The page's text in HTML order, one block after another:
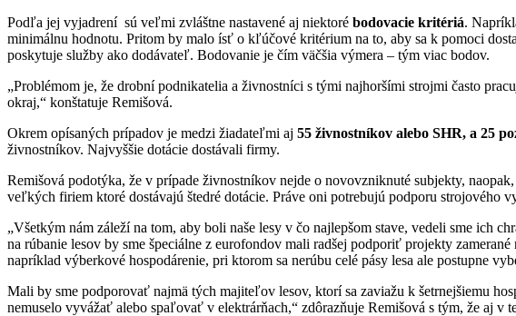
Podľa jej vyjadrení sú veľmi zvláštne nastavené aj niektoré bodovacie kritériá.
minimálnu hodnotu. Pritom by malo ísť o kľúčové kritérium na to, aby sa k pomoci
poskytuje služby ako dodávateľ. Bodovanie je čím väčšia výmera – tým viac bodov.
„Problémom je, že drobní podnikatelia a živnostníci s tými najhoršími strojmi často
okraj,“ konštatuje Remišová.
Okrem opísaných prípadov je medzi žiadateľmi aj 55 živnostníkov alebo SHR, a 25
živnostníkov. Najvyššie dotácie dostávali firmy.
Remišová podotýka, že v prípade živnostníkov nejde o novovzniknuté subjekty,
veľkých firiem ktoré dostávajú štedré dotácie. Práve oni potrebujú podporu strojového
„Všetkým nám záleží na tom, aby boli naše lesy v čo najlepšom stave, vedeli sme ich
na rúbanie lesov by sme špeciálne z eurofondov mali radšej podporiť projekty
napríklad výberkové hospodárenie, pri ktorom sa nerúbu celé pásy lesa ale postupne
Mali by sme podporovať najmä tých majiteľov lesov, ktorí sa zaviažu k šetrnejšiemu
nemuselo vyvážať alebo spaľovať v elektrárňach,“ zdôrazňuje Remišová s tým, že aj v